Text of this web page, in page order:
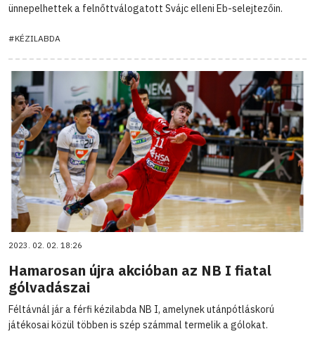
ünnepelhettek a felnőttválogatott Svájc elleni Eb-selejtezőin.
#KÉZILABDA
2023. 02. 02. 18:26
Hamarosan újra akcióban az NB I fiatal
gólvadászai
Féltávnál jár a férfi kézilabda NB I, amelynek utánpótláskorú
játékosai közül többen is szép számmal termelik a gólokat.